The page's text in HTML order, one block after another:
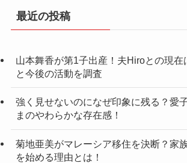
最近の投稿
山本舞香が第1子出産！夫Hiroとの現在
と今後の活動を調査
強く見せないのになぜ印象に残る？愛
まのやわらかな存在感！
菊地亜美がマレーシア移住を決断？家
を始める理由とは！